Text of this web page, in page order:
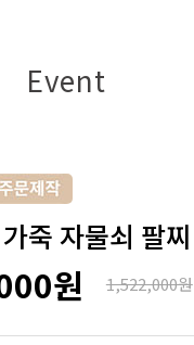
Event
죽 자물쇠 팔찌
원 1,522,000원